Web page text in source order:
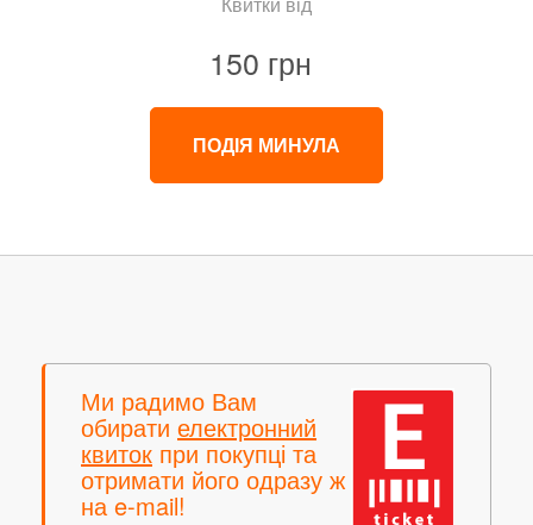
150 грн
ПОДІЯ МИНУЛА
Ми радимо Вам
обирати електронний
квиток при покупці та
отримати його одразу ж
на e-mail!